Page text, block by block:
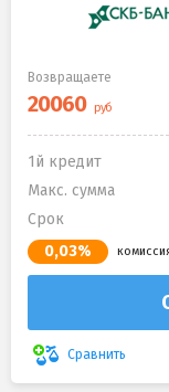
Возвращаете
1й кредит
Макс. сумма
Срок
0,03%
Сравнить